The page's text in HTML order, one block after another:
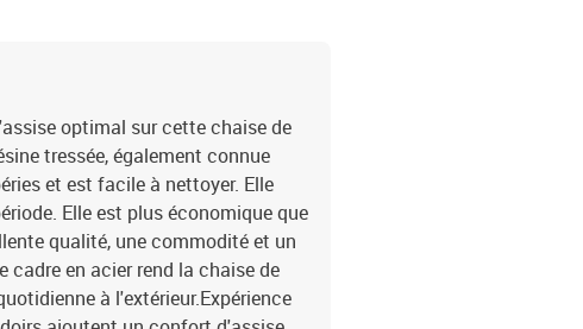
optimal sur cette chaise de
tressée, également connue
et est facile à nettoyer. Elle
Elle est plus économique que
qualité, une commodité et un
cadre en acier rend la chaise de
à l'extérieur.Expérience